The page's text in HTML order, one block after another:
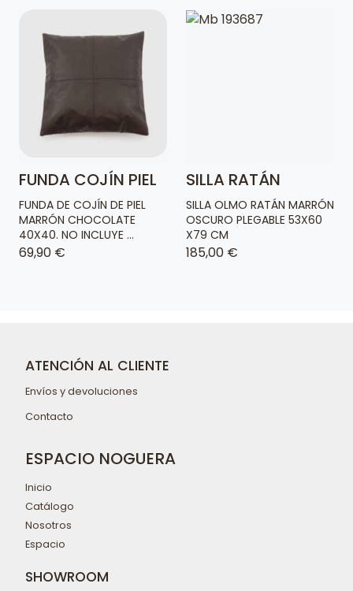
FUNDA COJÍN PIEL
FUNDA DE COJÍN DE PIEL
MARRÓN CHOCOLATE
40X40. NO INCLUYE ...
69,90 €
SILLA RATÁN
SILLA OLMO RATÁN MARRÓN
OSCURO PLEGABLE 53X60
X79 CM
185,00 €
ATENCIÓN AL CLIENTE
Envíos y devoluciones
Contacto
ESPACIO NOGUERA
Inicio
Catálogo
Nosotros
Espacio
SHOWROOM